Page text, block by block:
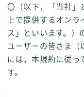
旅行・趣味
ビジネス・行動
暮らし・人間
〇（以下，「当社」
上で提供するオン
ス」といいます。）
ユーザーの皆さま（
には，本規約に従っ
す。